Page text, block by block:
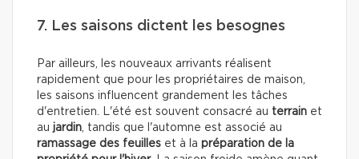
7. Les saisons dictent les besognes
Par ailleurs, les nouveaux arrivants réalisent
rapidement que pour les propriétaires de maison,
les saisons influencent grandement les tâches
d'entretien. L'été est souvent consacré au terrain et
au jardin, tandis que l'automne est associé au
ramassage des feuilles et à la préparation de la